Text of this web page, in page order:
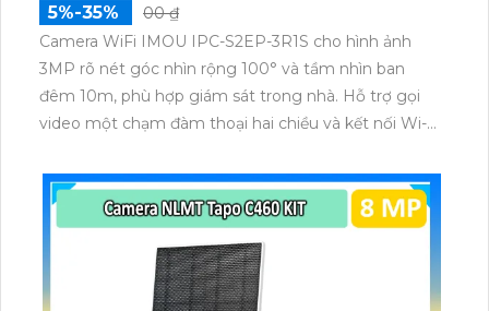
5%-35%
00 ₫
Camera WiFi IMOU IPC-S2EP-3R1S cho hình ảnh
3MP rõ nét góc nhìn rộng 100° và tầm nhìn ban
đêm 10m, phù hợp giám sát trong nhà. Hỗ trợ gọi
video một chạm đàm thoại hai chiều và kết nối Wi-Fi
microSD tối đa 256GB hoặc lưu đám mây dễ lắp đặt
cho gia đình và văn phòng nhỏ.